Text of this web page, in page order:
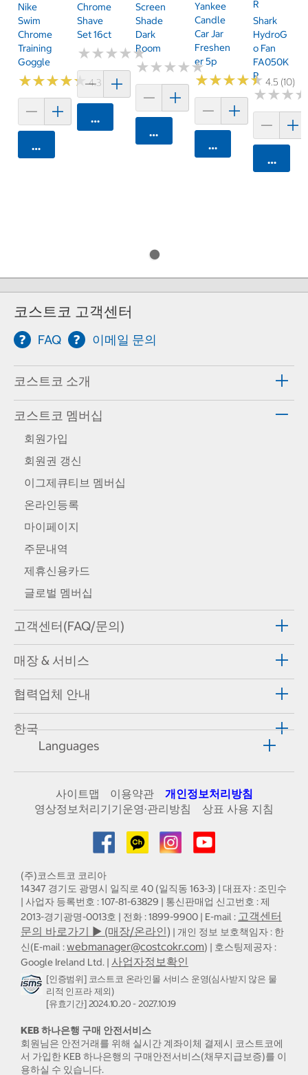
Nike
Swim
Chrome
Training
Goggle
★★★★★
★★★★★4.3 (9)
카트에 담기
Chrome
Shave
Set 16ct
★★★★★
★★★★★
카트에 담기
Screen
Shade
Dark
Room
★★★★★
★★★★★
카트에 담기
Yankee
Candle
Car Jar
Freshen
Er 5p
★★★★★
★★★★★ 4.5 (10)
카트에 담기
R
Shark
HydroG
O Fan
FA050K
R
★★★
★★★
카트에
코스트코 고객센터
FAQ 이메일 문의
코스트코 소개
코스트코 멤버십
회원가입
회원권 갱신
이그제큐티브 멤버십
온라인등록
마이페이지
주문내역
제휴신용카드
글로벌 멤버십
고객센터(FAQ/문의)
매장 & 서비스
협력업체 안내
한국
Languages
사이트맵 이용약관
개인정보처리방침
영상정보처리기기운영·관리방침
상표 사용 지침
(주)코스트코 코리아
14347 경기도 광명시 일직로 40 (일직동 163-3) | 대표자 : 조민수
| 사업자 등록번호 : 107-81-63829 | 통신판매업 신고번호 : 제
2013-경기광명-0013호 | 전화 : 1899-9900 | E-mail : 고객센터
문의 바로가기 ▶ (매장/온라인) | 개인 정보 보호책임자 : 한
신(E-mail :webmanager@costcokr.com) | 호스팅제공자 :
Google Ireland Ltd. | 사업자정보확인
[인증범위] 코스트코 온라인몰 서비스 운영(심사받지 않은 물
리적 인프라 제외)
[유효기간] 2024.10.20 - 2027.10.19
KEB 하나은행 구매 안전서비스
회원님은 안전거래를 위해 실시간 계좌이체 결제시 코스트코에
서 가입한 KEB 하나은행의 구매안전서비스(채무지급보증)를 이
용하실 수 있습니다.